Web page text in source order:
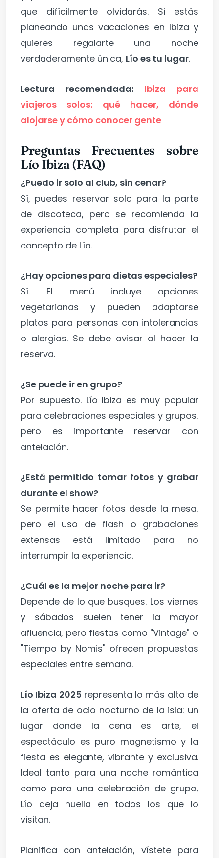
que difícilmente olvidarás. Si estás
planeando unas vacaciones en Ibiza y
quieres regalarte una noche
verdaderamente única, Lío es tu lugar.
Lectura recomendada: Ibiza para
viajeros solos: qué hacer, dónde
alojarse y cómo conocer gente
Preguntas Frecuentes sobre
Lío Ibiza (FAQ)
¿Puedo ir solo al club, sin cenar?
Sí, puedes reservar solo para la parte
de discoteca, pero se recomienda la
experiencia completa para disfrutar el
concepto de Lío.
¿Hay opciones para dietas especiales?
Sí. El menú incluye opciones
vegetarianas y pueden adaptarse
platos para personas con intolerancias
o alergias. Se debe avisar al hacer la
reserva.
¿Se puede ir en grupo?
Por supuesto. Lío Ibiza es muy popular
para celebraciones especiales y grupos,
pero es importante reservar con
antelación.
¿Está permitido tomar fotos y grabar
durante el show?
Se permite hacer fotos desde la mesa,
pero el uso de flash o grabaciones
extensas está limitado para no
interrumpir la experiencia.
¿Cuál es la mejor noche para ir?
Depende de lo que busques. Los viernes
y sábados suelen tener la mayor
afluencia, pero fiestas como "Vintage" o
"Tiempo by Nomis" ofrecen propuestas
especiales entre semana.
Lío Ibiza 2025 representa lo más alto de
la oferta de ocio nocturno de la isla: un
lugar donde la cena es arte, el
espectáculo es puro magnetismo y la
fiesta es elegante, vibrante y exclusiva.
Ideal tanto para una noche romántica
como para una celebración de grupo,
Lío deja huella en todos los que lo
visitan.
Planifica con antelación, vístete para